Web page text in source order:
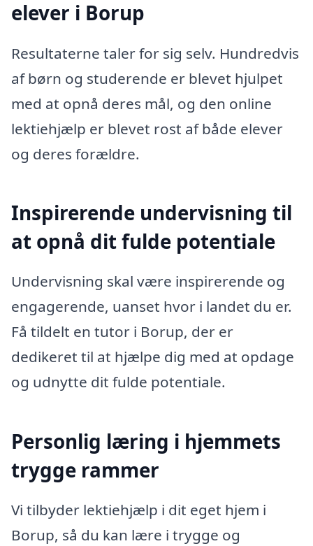
elever i Borup
Resultaterne taler for sig selv. Hundredvis
af børn og studerende er blevet hjulpet
med at opnå deres mål, og den online
lektiehjælp er blevet rost af både elever
og deres forældre.
Inspirerende undervisning til
at opnå dit fulde potentiale
Undervisning skal være inspirerende og
engagerende, uanset hvor i landet du er.
Få tildelt en tutor i Borup, der er
dedikeret til at hjælpe dig med at opdage
og udnytte dit fulde potentiale.
Personlig læring i hjemmets
trygge rammer
Vi tilbyder lektiehjælp i dit eget hjem i
Borup, så du kan lære i trygge og